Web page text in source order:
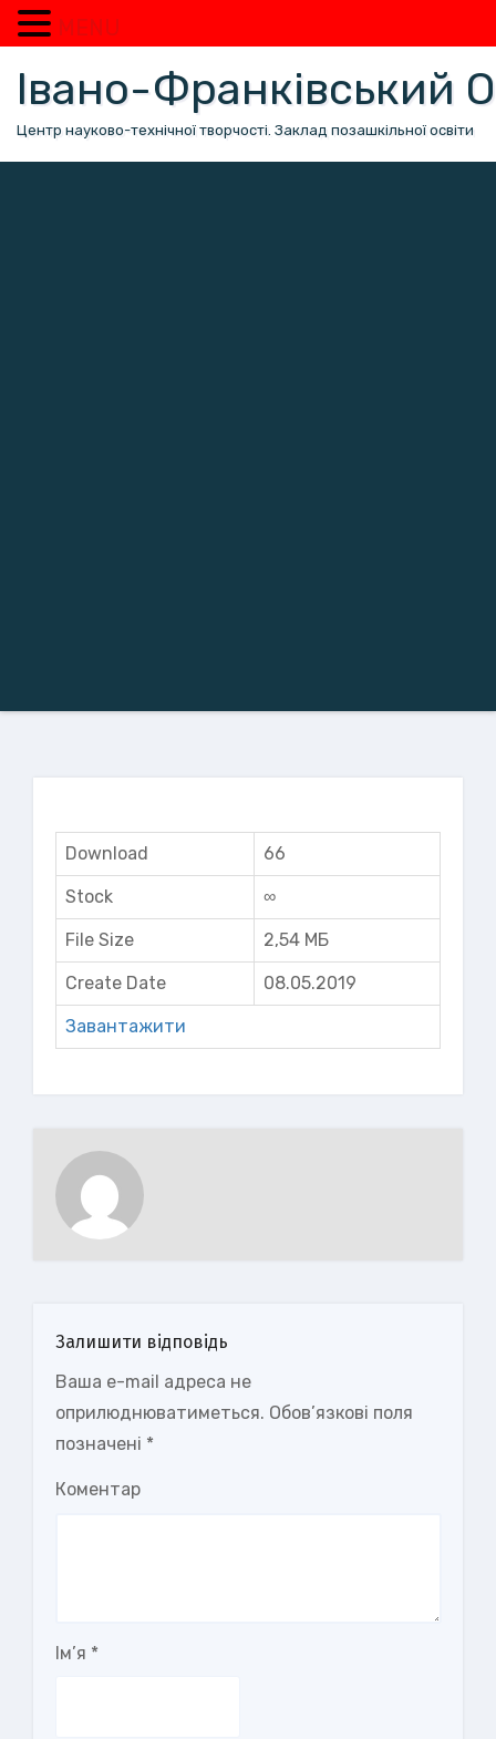
вмісту
Івано-Франківський
Центр науково-технічної творчості. Заклад позашкільної освіти
Download 66
Stock ∞
File Size 2,54 МБ
Create Date 08.05.2019
Завантажити
Залишити відповідь
Ваша e-mail адреса не
оприлюднюватиметься. Обов’язкові поля
позначені *
Коментар
Ім’я *
MENU